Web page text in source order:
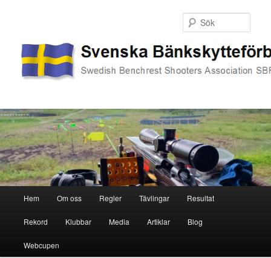
Hoppa
till
primärt
Hoppa
till
sekundärt
Hem Om oss Regler Tävlingar Resultat
Rekord Klubbar Media Artiklar Blog
Webcupen